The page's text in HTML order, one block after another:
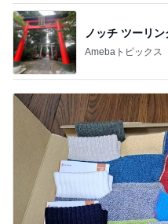
ノッチ ツーリ
Amebaトピックス